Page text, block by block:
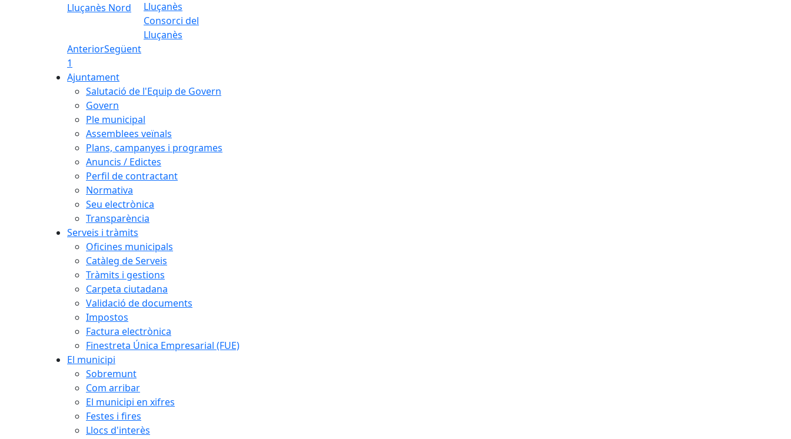
Lluçanès Nord
Consorci del
Lluçanès
AnteriorSegüent
1
Ajuntament
Salutació de l'Equip de Govern
Govern
Ple municipal
Assemblees veïnals
Plans, campanyes i programes
Anuncis / Edictes
Perfil de contractant
Normativa
Seu electrònica
Transparència
Serveis i tràmits
Oficines municipals
Catàleg de Serveis
Tràmits i gestions
Carpeta ciutadana
Validació de documents
Impostos
Factura electrònica
Finestreta Única Empresarial (FUE)
El municipi
Sobremunt
Com arribar
El municipi en xifres
Festes i fires
Llocs d'interès